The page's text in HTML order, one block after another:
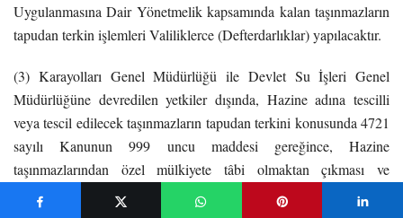
Uygulanmasına Dair Yönetmelik kapsamında kalan taşınmazların
tapudan terkin işlemleri Valiliklerce (Defterdarlıklar) yapılacaktır.
(3) Karayolları Genel Müdürlüğü ile Devlet Su İşleri Genel
Müdürlüğüne devredilen yetkiler dışında, Hazine adına tescilli
veya tescil edilecek taşınmazların tapudan terkini konusunda 4721
sayılı Kanunun 999 uncu maddesi gereğince, Hazine
taşınmazlarından özel mülkiyete tâbi olmaktan çıkması ve
kamunun yararlanmasına ayrılması sebebiyle tapu kütüğünden